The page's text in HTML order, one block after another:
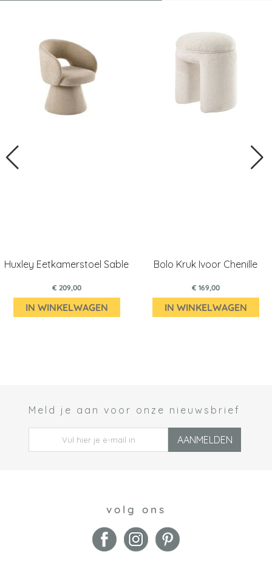
Huxley Eetkamerstoel Sable
€ 209,00
IN WINKELWAGEN
Bolo Kruk Ivoor Chenille
€ 169,00
IN WINKELWAGEN
Meld je aan voor onze nieuwsbrief
AANMELDEN
volg ons